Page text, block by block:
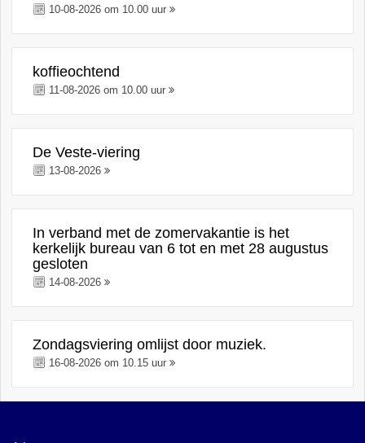
10-08-2026 om 10.00 uur
koffieochtend
11-08-2026 om 10.00 uur
De Veste-viering
13-08-2026
In verband met de zomervakantie is het
kerkelijk bureau van 6 tot en met 28 augustus
gesloten
14-08-2026
Zondagsviering omlijst door muziek.
16-08-2026 om 10.15 uur